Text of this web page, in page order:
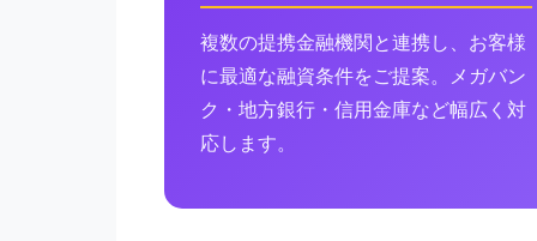
複数の提携金融機関と連携し、お客様
に最適な融資条件をご提案。メガバン
ク・地方銀行・信用金庫など幅広く対
応します。